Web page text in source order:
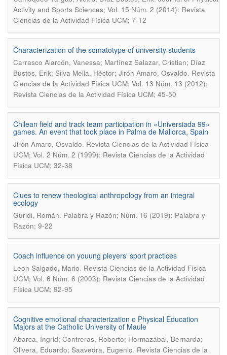
Activity and Sports Sciences; Vol. 15 Núm. 2 (2014): Revista
Ciencias de la Actividad Física UCM; 7-12
Characterization of the somatotype of university students
Carrasco Alarcón, Vanessa; Martínez Salazar, Cristian; Díaz
Bustos, Erik; Silva Mella, Héctor; Jirón Amaro, Osvaldo. Revista
Ciencias de la Actividad Física UCM; Vol. 13 Núm. 13 (2012):
Revista Ciencias de la Actividad Física UCM; 45-50
Chilean field and track team participation in «Universiada 99»
games. An event that took place in Palma de Mallorca, Spain
Jirón Amaro, Osvaldo. Revista Ciencias de la Actividad Física
UCM; Vol. 2 Núm. 2 (1999): Revista Ciencias de la Actividad
Física UCM; 32-38
Clues to renew theological anthropology from an integral
ecology
Guridi, Román. Palabra y Razón; Núm. 16 (2019): Palabra y
Razón; 9-22
Coach influence on youung pleyers' sport practices
Leon Salgado, Mario. Revista Ciencias de la Actividad Física
UCM; Vol. 6 Núm. 6 (2003): Revista Ciencias de la Actividad
Física UCM; 92-95
Cognitive emotional characterization o Physical Education
Majors at the Catholic University of Maule
Abarca, Ingrid; Contreras, Roberto; Hormazábal, Bernarda;
Olivera, Eduardo; Saavedra, Eugenio. Revista Ciencias de la